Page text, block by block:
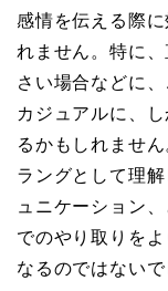
感情を伝える際
れません。特に
さい場合などに
カジュアルに、
るかもしれませ
ラングとして理
ュニケーション
でのやり取りを
なるのではないで